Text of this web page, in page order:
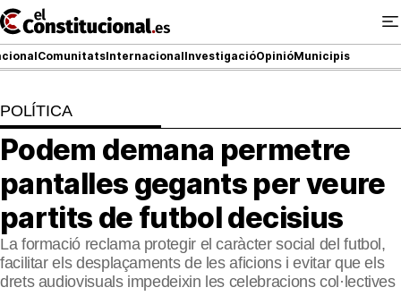
Ir
al
contenido
ComunitatsInternacionalInvestigacióOpinióMunicipis
NACIONAL
COMUNITATS
ElConstitucional TV
MésQueTele
ElConstitucional +
POLÍTICA
Podem demana permetre
pantalles gegants per veure
partits de futbol decisius
La formació reclama protegir el caràcter social del futbol,
facilitar els desplaçaments de les aficions i evitar que els
drets audiovisuals impedeixin les celebracions col·lectives